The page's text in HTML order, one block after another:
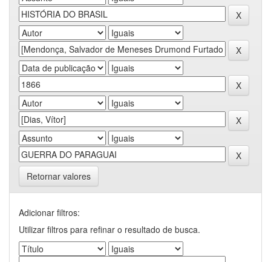
Retornar valores
Adicionar filtros:
Utilizar filtros para refinar o resultado de busca.